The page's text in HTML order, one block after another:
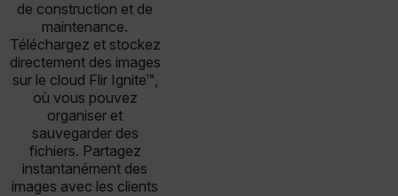
de construction et de
maintenance.
Téléchargez et stockez
directement des images
sur le cloud Flir Ignite™,
où vous pouvez
organiser et
sauvegarder des
fichiers. Partagez
instantanément des
images avec les clients